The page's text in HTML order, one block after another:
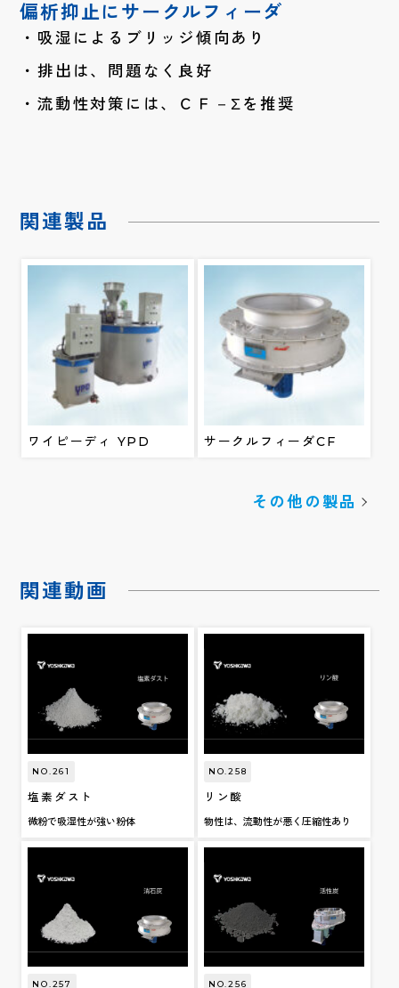
偏析抑止にサークルフィーダ
吸湿によるブリッジ傾向あり
排出は、問題なく良好
流動性対策には、ＣＦ－Σを推奨
関連製品
ワイピーディ YPD サークルフィーダCF
その他の製品
関連動画
NO.261
塩素ダスト
微粉で吸湿性が強い粉体
NO.258
リン酸
物性は、流動性が悪く圧縮性あり
NO.257 NO.256